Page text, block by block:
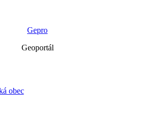
Gepro
Geoportál